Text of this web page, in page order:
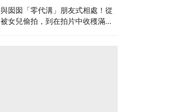
與囡囡「零代溝」朋友式相處！從
被女兒偷拍，到在拍片中收穫滿足